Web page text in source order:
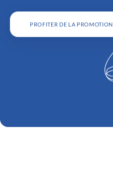
PROFITER DE LA PROMOTION